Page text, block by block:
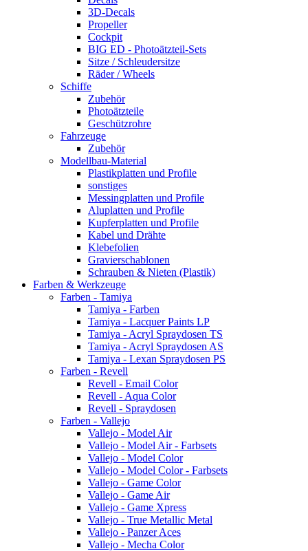
3D-Decals
Propeller
Cockpit
BIG ED - Photoätzteil-Sets
Sitze / Schleudersitze
Räder / Wheels
Schiffe
Zubehör
Photoätzteile
Geschützrohre
Fahrzeuge
Zubehör
Modellbau-Material
Plastikplatten und Profile
sonstiges
Messingplatten und Profile
Aluplatten und Profile
Kupferplatten und Profile
Kabel und Drähte
Klebefolien
Gravierschablonen
Schrauben & Nieten (Plastik)
Farben & Werkzeuge
Farben - Tamiya
Tamiya - Farben
Tamiya - Lacquer Paints LP
Tamiya - Acryl Spraydosen TS
Tamiya - Acryl Spraydosen AS
Tamiya - Lexan Spraydosen PS
Farben - Revell
Revell - Email Color
Revell - Aqua Color
Revell - Spraydosen
Farben - Vallejo
Vallejo - Model Air
Vallejo - Model Air - Farbsets
Vallejo - Model Color
Vallejo - Model Color - Farbsets
Vallejo - Game Color
Vallejo - Game Air
Vallejo - Game Xpress
Vallejo - True Metallic Metal
Vallejo - Panzer Aces
Vallejo - Mecha Color